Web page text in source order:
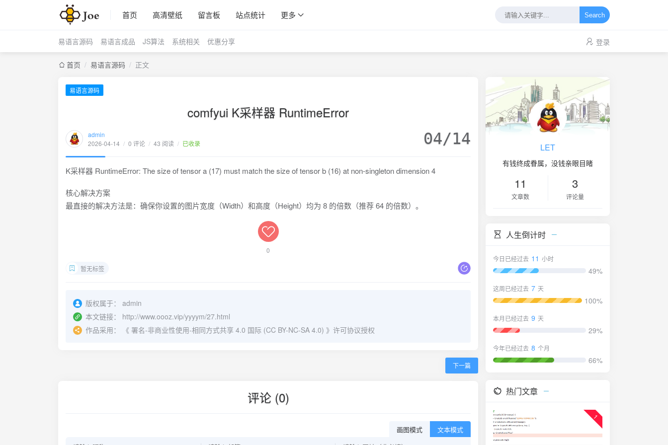
首页 高清壁纸 留言板 站点统计 更多 Search
易语言源码 易语言成品 JS算法 系统相关 优惠分享 登录
首页 / 易语言源码 / 正文
易语言源码
comfyui K采样器 RuntimeError
admin
2026-04-14 / 0 评论 / 43 阅读 / 已收录 04/14
K采样器 RuntimeError: The size of tensor a (17) must match the size of tensor b (16) at non-singleton dimension 4
核心解决方案
最直接的解决方法是：确保你设置的图片宽度（Width）和高度（Height）均为 8 的倍数（推荐 64 的倍数）。
0
暂无标签
版权属于：
admin
本文链接：
http://www.oooz.vip/yyyym/27.html
作品采用：
《 署名-非商业性使用-相同方式共享 4.0 国际 (CC BY-NC-SA 4.0) 》许可协议授权
下一篇
评论 (0)
画图模式 文本模式
LET
有钱终成眷属，没钱亲眼目睹
11
文章数
3
评论量
人生倒计时
今日已经过去 11 小时
49%
这周已经过去 7 天
100%
本月已经过去 9 天
29%
今年已经过去 8 个月
66%
热门文章
1